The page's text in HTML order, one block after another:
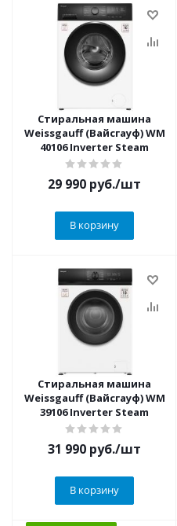
Стиральная машина
Weissgauff (Вайсгауф) WM
40106 Inverter Steam
29 990 руб./шт
В корзину
Стиральная машина
Weissgauff (Вайсгауф) WM
39106 Inverter Steam
31 990 руб./шт
В корзину